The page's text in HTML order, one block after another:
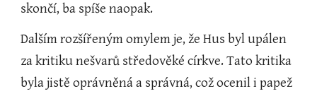
skončí, ba spíše naopak.
Dalším rozšířeným omylem je, že Hus byl upálen
za kritiku nešvarů středověké církve. Tato kritika
byla jistě oprávněná a správná, což ocenil i papež